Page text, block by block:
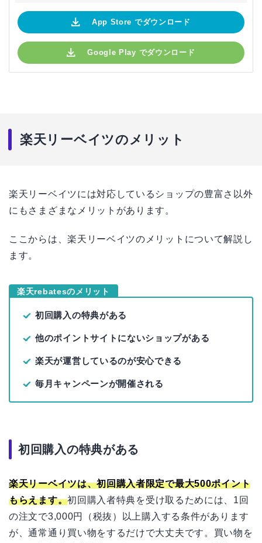
App Store でダウンロード
Google Play でダウンロード
楽天リーベイツのメリット
楽天リーベイツには対応しているショップの豊富さ以外
にもさまざまなメリットがあります。
ここからは、楽天リーベイツのメリットについて解説し
ます。
楽天rebatesのメリット
初回購入の特典がある
他のポイントサイトにないショップがある
楽天が運営しているのが安心できる
毎月キャンペーンが開催される
初回購入の特典がある
楽天リーベイツは、初回購入者限定で最大500ポイント
もらえます。初回購入者特典を受け取るためには、1回
の注文で3,000円（税抜）以上購入する条件があります
が、通常通り買い物をするだけで大丈夫です。買い物を